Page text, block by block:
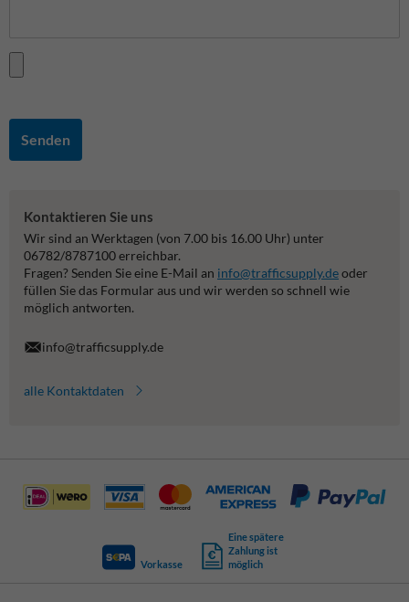
Senden
Kontaktieren Sie uns
Wir sind an Werktagen (von 7.00 bis 16.00 Uhr) unter
06782/8787100 erreichbar.
Fragen? Senden Sie eine E-Mail an info@trafficsupply.deoder
füllen Sie das Formular aus und wir werden so schnell wie
möglich antworten.
info@trafficsupply.de
alle Kontaktdaten
Vorkasse
Eine spätere
Zahlung ist
möglich